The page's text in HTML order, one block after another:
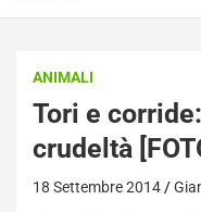
ANIMALI
Tori e
crudeltà
18 Settembre 2014